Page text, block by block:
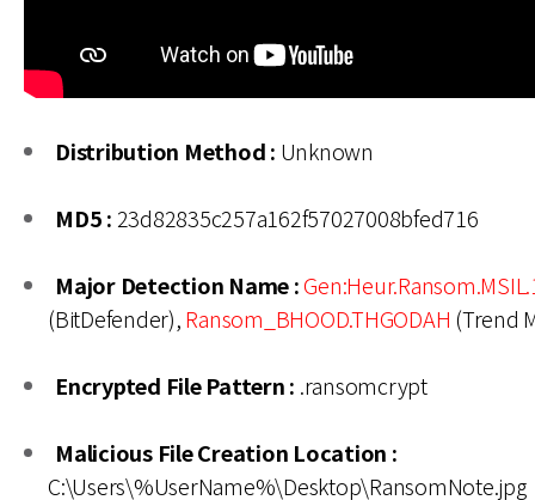
Distribution Method : Unknown
MD5 : 23d82835c257a162f57027008bfed716
Major Detection Name :
(BitDefender),Ransom_BHOOD.THGODAH (Trend
Encrypted File Pattern : .ransomcrypt
Malicious File Creation Location :
C:\Users\%UserName%\Desktop\RansomNote.jpg